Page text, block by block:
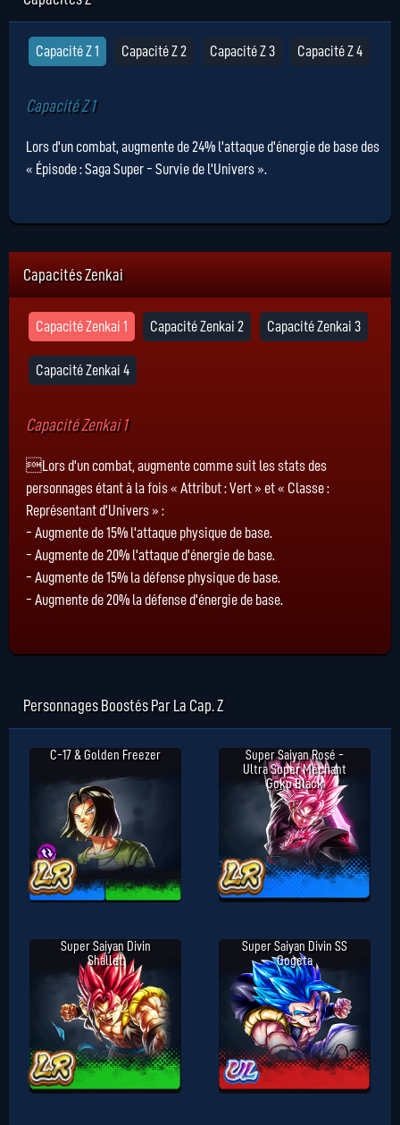
Capacité Z 1 Capacité Z 2 Capacité Z 3 Capacité Z 4
Capacité Z 1
Lors d'un combat, augmente de 24% l'attaque d'énergie de base des
« Épisode : Saga Super - Survie de l'Univers ».
Capacités Zenkai
Capacité Zenkai 1 Capacité Zenkai 2 Capacité Zenkai 3
Capacité Zenkai 4
Capacité Zenkai 1
Lors d'un combat, augmente comme suit les stats des
personnages étant à la fois « Attribut : Vert » et « Classe :
Représentant d'Univers » :
- Augmente de 15% l'attaque physique de base.
- Augmente de 20% l'attaque d'énergie de base.
- Augmente de 15% la défense physique de base.
- Augmente de 20% la défense d'énergie de base.
Personnages Boostés Par La Cap. Z
C-17 & Golden Freezer
Super Saiyan Rosé -
Ultra Super Méchant
Goku Black
Super Saiyan Divin
Shallet
Super Saiyan Divin SS
Gogeta